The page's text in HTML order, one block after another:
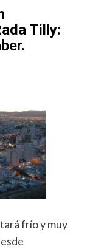
Tilly:
frío y muy